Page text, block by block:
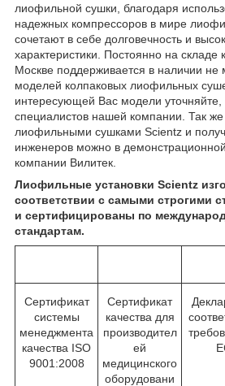
лиофильной сушки, благодаря
надежных компрессоров в мире
сочетают в себе долговечность и
характеристики. Постоянно на складе
Москве поддерживается в наличии не
моделей колпаковых лиофильных
интересующей Вас модели уточняйте,
специалистов нашей компании. Так же
лиофильными сушками Scientz и
инженеров можно в
компании Вилитек.
Лиофильные установки Scientz
соответствии с самыми строгими
и сертифицированы по
стандартам.
Сертификат
системы
менеджмента
качества ISO
9001:2008
Сертификат
качества для
производител
ей
медицинского
оборудовани